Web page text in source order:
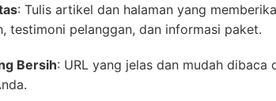
: Tulis artikel dan halaman yang
testimoni pelanggan, dan informasi paket.
Bersih: URL yang jelas dan mudah